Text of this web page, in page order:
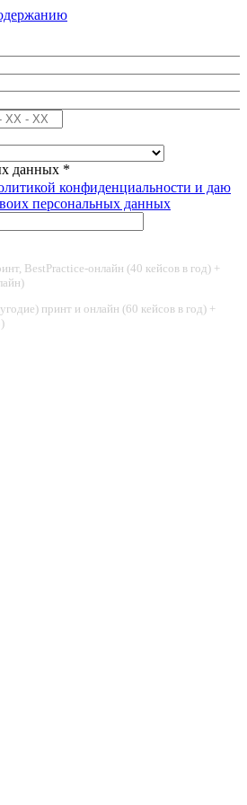
данных *
конфиденциальности и даю
персональных данных
BestPractice-онлайн (40 кейсов в год) +
принт и онлайн (60 кейсов в год) +